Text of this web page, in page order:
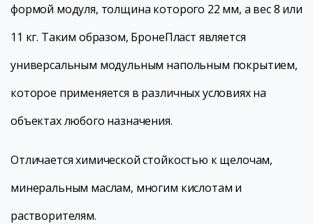
формой модуля, толщина которого 22 мм, а вес 8 или
11 кг. Таким образом, БронеПласт является
универсальным модульным напольным покрытием,
которое применяется в различных условиях на
объектах любого назначения.
Отличается химической стойкостью к щелочам,
минеральным маслам, многим кислотам и
растворителям.